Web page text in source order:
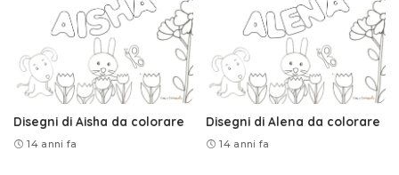
Disegni di Aisha da colorare
14 anni fa
Disegni di Alena da colorare
14 anni fa